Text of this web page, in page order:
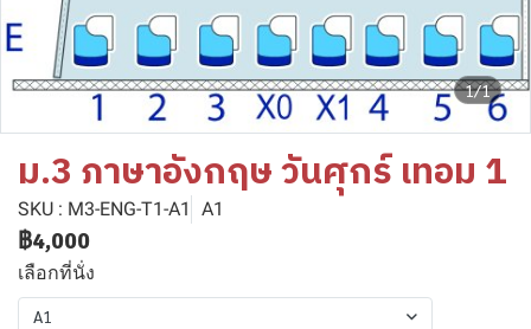
1/1
ม.3 ภาษาอังกฤษ วันศุกร์ เทอม 1
SKU : M3-ENG-T1-A1 A1
฿4,000
เลือกที่นั่ง
A1